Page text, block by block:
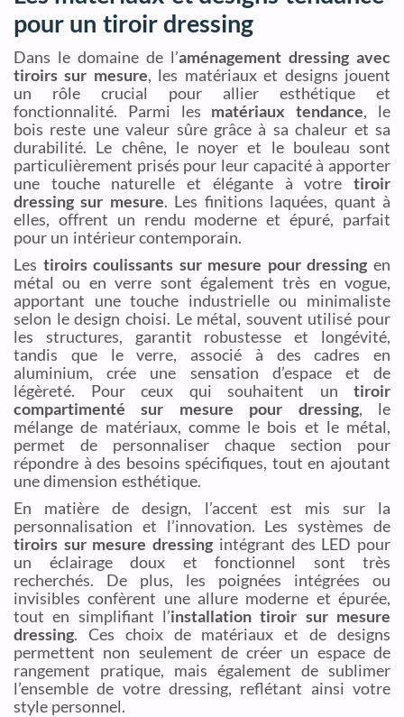
pour un tiroir dressing
Dans le domaine de l’aménagement dressing avec
tiroirs sur mesure, les matériaux et designs jouent
un rôle crucial pour allier esthétique et
fonctionnalité. Parmi les matériaux tendance, le
bois reste une valeur sûre grâce à sa chaleur et sa
durabilité. Le chêne, le noyer et le bouleau sont
particulièrement prisés pour leur capacité à apporter
une touche naturelle et élégante à votre tiroir
dressing sur mesure. Les finitions laquées, quant à
elles, offrent un rendu moderne et épuré, parfait
pour un intérieur contemporain.
Les tiroirs coulissants sur mesure pour dressing en
métal ou en verre sont également très en vogue,
apportant une touche industrielle ou minimaliste
selon le design choisi. Le métal, souvent utilisé pour
les structures, garantit robustesse et longévité,
tandis que le verre, associé à des cadres en
aluminium, crée une sensation d’espace et de
légèreté. Pour ceux qui souhaitent un tiroir
compartimenté sur mesure pour dressing, le
mélange de matériaux, comme le bois et le métal,
permet de personnaliser chaque section pour
répondre à des besoins spécifiques, tout en ajoutant
une dimension esthétique.
En matière de design, l’accent est mis sur la
personnalisation et l’innovation. Les systèmes de
tiroirs sur mesure dressing intégrant des LED pour
un éclairage doux et fonctionnel sont très
recherchés. De plus, les poignées intégrées ou
invisibles confèrent une allure moderne et épurée,
tout en simplifiant l’installation tiroir sur mesure
dressing. Ces choix de matériaux et de designs
permettent non seulement de créer un espace de
rangement pratique, mais également de sublimer
l’ensemble de votre dressing, reflétant ainsi votre
style personnel.